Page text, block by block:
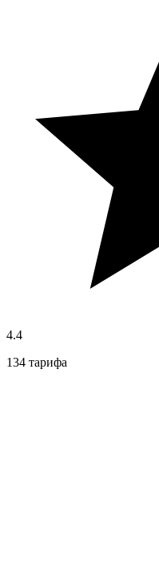
4.4
134 тарифа